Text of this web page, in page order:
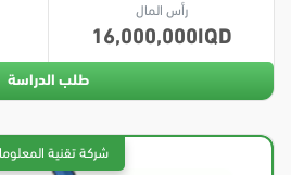
رأس المال
16,000,000
طلب الدراسة